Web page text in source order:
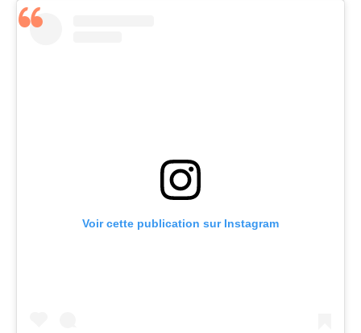
Voir cette publication sur Instagram